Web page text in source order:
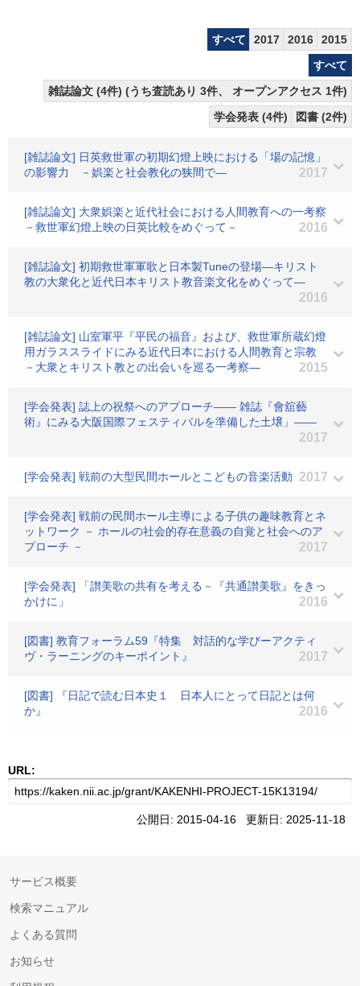
すべて 2017 2016
2015
すべて
雑誌論文 (4件) (うち査読あり 3件、 オープンアクセス 1件)
学会発表 (4件)
図書 (2件)
[雑誌論文] 日英救世軍の初期幻燈上映における「場の記憶」
の影響力 －娯楽と社会教化の狭間で―
2017
[雑誌論文] 大衆娯楽と近代社会における人間教育への一考察
－救世軍幻燈上映の日英比較をめぐって－
2016
[雑誌論文] 初期救世軍軍歌と日本製Tuneの登場―キリスト
教の大衆化と近代日本キリスト教音楽文化をめぐって―
2016
[雑誌論文] 山室軍平『平民の福音』および、救世軍所蔵幻燈
用ガラススライドにみる近代日本における人間教育と宗教
－大衆とキリスト教との出会いを巡る一考察―
2015
[学会発表] 誌上の祝祭へのアプローチ―― 雑誌『會舘藝
術』にみる大阪国際フェスティバルを準備した土壌」――
2017
[学会発表] 戦前の大型民間ホールとこどもの音楽活動 2017
[学会発表] 戦前の民間ホール主導による子供の趣味教育とネ
ットワーク － ホールの社会的存在意義の自覚と社会へのア
プローチ －
2017
[学会発表] 「讃美歌の共有を考える－『共通讃美歌』をきっ
かけに」
2016
[図書] 教育フォーラム59『特集 対話的な学びーアクティ
ヴ・ラーニングのキーポイント』
2017
[図書] 『日記で読む日本史１ 日本人にとって日記とは何
か』
2016
URL:
公開日: 2015-04-16 更新日: 2025-11-18
サービス概要
検索マニュアル
よくある質問
お知らせ